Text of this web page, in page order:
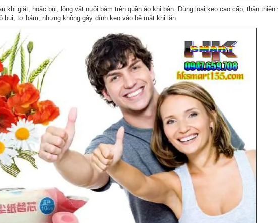
giặt, hoặc bụi, lông vật nuôi bám trên quần áo khi bận. Dùng loại keo cao cấp, thân
bụi, tơ bám, nhưng không gây dính keo vào bề mặt khi lăn.